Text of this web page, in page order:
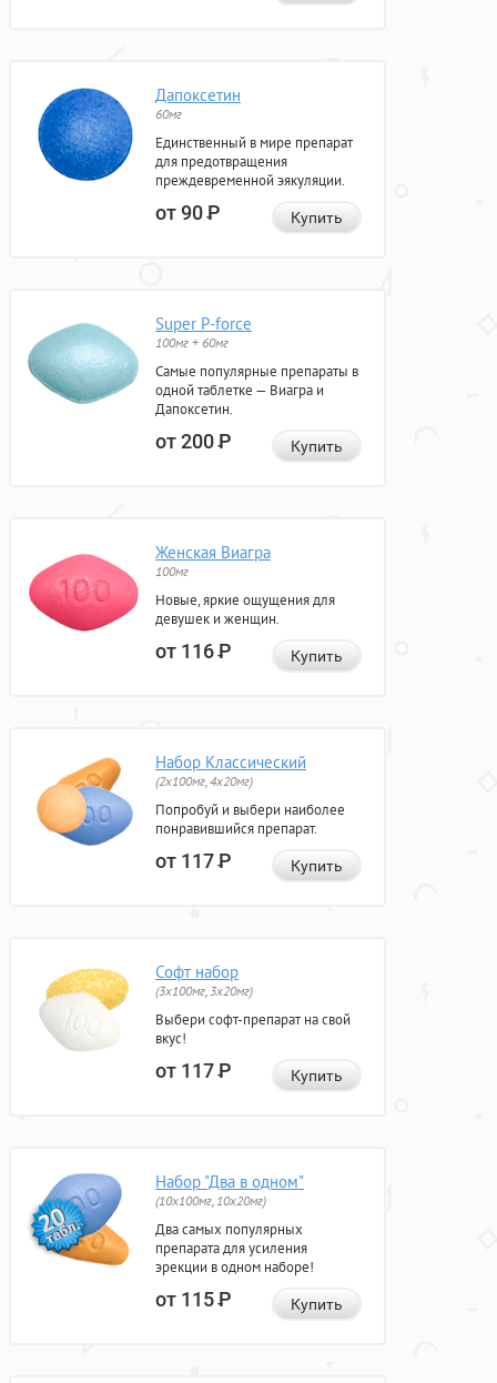
Дапоксетин
60мг
Единственный в мире препарат
для предотвращения
преждевременной эякуляции.
от 90Р Купить
Super P-force
100мг + 60мг
Самые популярные препараты в
одной таблетке — Виагра и
Дапоксетин.
от 200Р Купить
Женская Виагра
100мг
Новые, яркие ощущения для
девушек и женщин.
от 116Р Купить
Набор Классический
(2x100мг, 4x20мг)
Попробуй и выбери наиболее
понравившийся препарат.
от 117Р Купить
Софт набор
(3x100мг, 3x20мг)
Выбери софт-препарат на свой
вкус!
от 117Р Купить
Набор "Два в одном"
(10x100мг, 10x20мг)
Два самых популярных
препарата для усиления
эрекции в одном наборе!
от 115Р Купить